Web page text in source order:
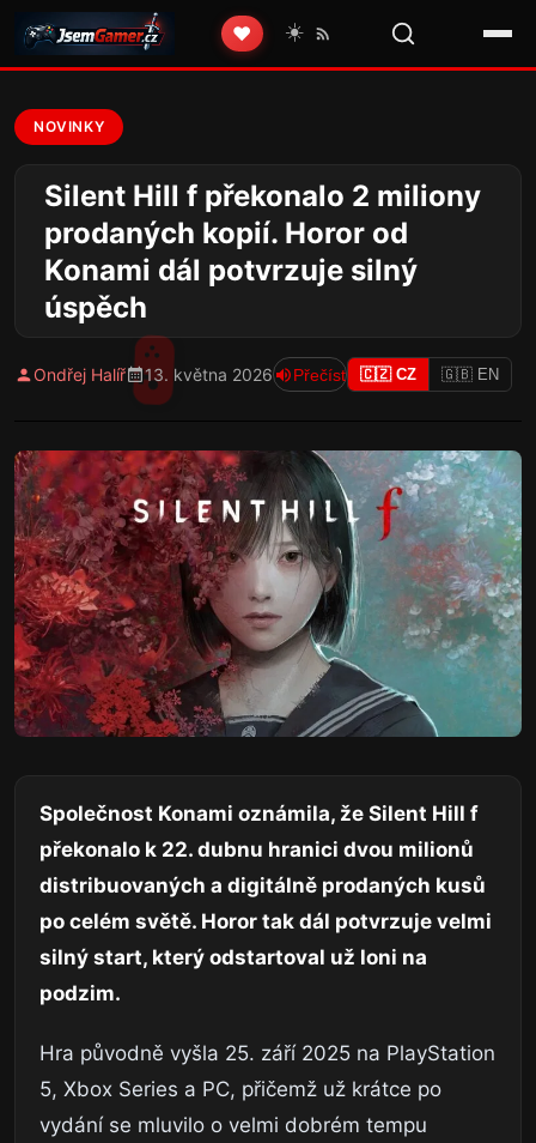
❤️ ☀️
NOVINKY
Silent Hill f překonalo 2 miliony
prodaných kopií. Horor od
Konami dál potvrzuje silný
úspěch
Ondřej Halíř 13. května 2026 Přečíst 🇨🇿 CZ 🇬🇧 EN
Společnost Konami oznámila, že Silent Hill f
překonalo k 22. dubnu hranici dvou milionů
distribuovaných a digitálně prodaných kusů
po celém světě. Horor tak dál potvrzuje velmi
silný start, který odstartoval už loni na
podzim.
Hra původně vyšla 25. září 2025 na PlayStation
5, Xbox Series a PC, přičemž už krátce po
vydání se mluvilo o velmi dobrém tempu